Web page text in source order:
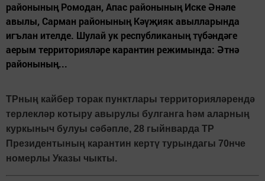
районының Ромодан, Апас районының Иске Әнәле
авылы, Сарман районының Кәүҗияк авылларында
игълан ителде. Шулай ук республиканың түбәндәге
аерым территорияләре карантин режимында: Әтнә
районының...
ТРның кайбер торак пунктлары территорияләрендә
терлекләр котыру авырулы булганга һәм аларның
куркыныч булуы сәбәпле, 28 гыйнварда ТР
Президентының карантин кертү турындагы 70нче
номерлы Указы чыкты.